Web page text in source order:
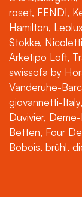
roset, FENDI,
Hamilton,
Stokke,
Arketipo Loft,
swissofa by
Vanderuhe-
giovannetti-
Duvivier,
Betten, Four
Bobois, brühl,